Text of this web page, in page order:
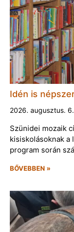
Idén is
2026. augusztus.
Szünidei mozaik
kisiskolásoknak a
program során
BŐVEBBEN »